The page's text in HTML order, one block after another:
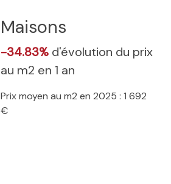
Maisons
-34.83% d'évolution du prix
au m2 en 1 an
Prix moyen au m2 en 2025 : 1 692
€